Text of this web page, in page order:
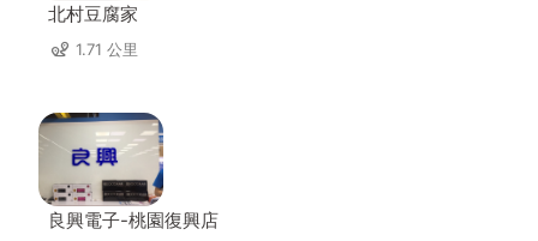
北村豆腐家
1.71 公里
良興電子-桃園復興店